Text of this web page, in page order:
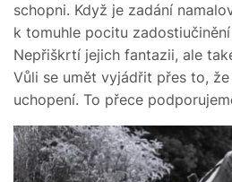
schopni. Když je zadání
k tomuhle pocitu
Nepřiškrtí jejich fantazii, ale
Vůli se umět vyjádřit přes to,
uchopení. To přece